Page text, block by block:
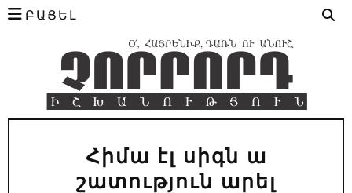
ԲԱՑԵԼ
Հիմա էլ սիգն ա
շատություն արել